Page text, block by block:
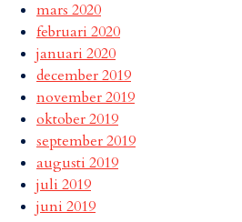
mars 2020
februari 2020
januari 2020
december 2019
november 2019
oktober 2019
september 2019
augusti 2019
juli 2019
juni 2019